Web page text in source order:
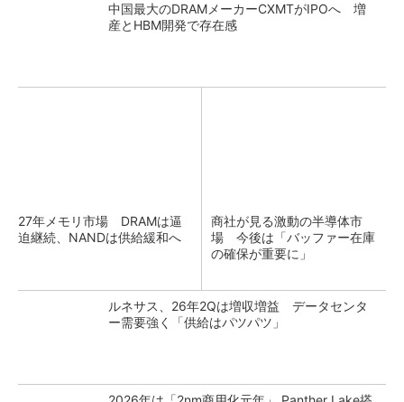
中国最大のDRAMメーカーCXMTがIPOへ 増
産とHBM開発で存在感
27年メモリ市場 DRAMは逼
迫継続、NANDは供給緩和へ
商社が見る激動の半導体市
場 今後は「バッファー在庫
の確保が重要に」
ルネサス、26年2Qは増収増益 データセンタ
ー需要強く「供給はパツパツ」